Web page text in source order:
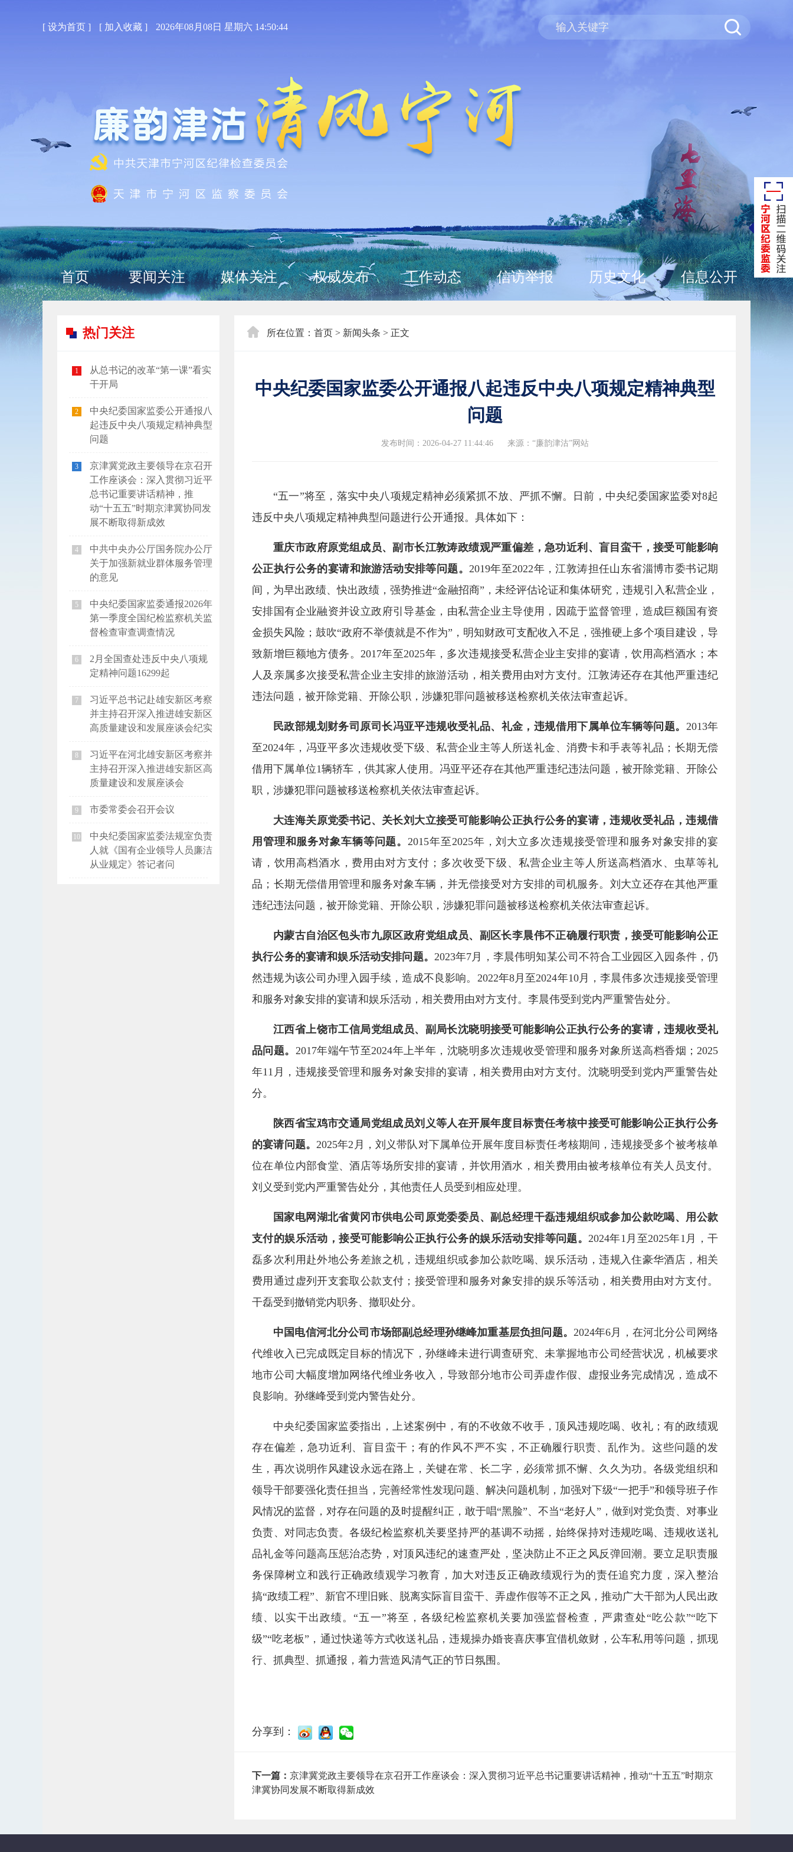
[ 设为首页 ] [ 加入收藏 ] 2026年08月08日 星期六 14:50:45
首页 要闻关注 媒体关注 权威发布 工作动态 信访举报 历史文化 信息公开
热门关注
1
从总书记的改革“第一课”看实
干开局
2
中央纪委国家监委公开通报八
起违反中央八项规定精神典型
问题
3
京津冀党政主要领导在京召开
工作座谈会：深入贯彻习近平
总书记重要讲话精神，推
动“十五五”时期京津冀协同发
展不断取得新成效
4
中共中央办公厅国务院办公厅
关于加强新就业群体服务管理
的意见
5
中央纪委国家监委通报2026年
第一季度全国纪检监察机关监
督检查审查调查情况
6
2月全国查处违反中央八项规
定精神问题16299起
7
习近平总书记赴雄安新区考察
并主持召开深入推进雄安新区
高质量建设和发展座谈会纪实
8
习近平在河北雄安新区考察并
主持召开深入推进雄安新区高
质量建设和发展座谈会
9 市委常委会召开会议
10
中央纪委国家监委法规室负责
人就《国有企业领导人员廉洁
从业规定》答记者问
所在位置： 首页 > 新闻头条 > 正文
中央纪委国家监委公开通报八起违反中央八项规定精神典型
问题
发布时间：2026-04-27 11:44:46 来源：“廉韵津沽”网站
“五一”将至，落实中央八项规定精神必须紧抓不放、严抓不懈。日前，中央纪委国家监委对8起
违反中央八项规定精神典型问题进行公开通报。具体如下：
重庆市政府原党组成员、副市长江敦涛政绩观严重偏差，急功近利、盲目蛮干，接受可能影响
公正执行公务的宴请和旅游活动安排等问题。 2019年至2022年，江敦涛担任山东省淄博市委书记期
间，为早出政绩、快出政绩，强势推进“金融招商”，未经评估论证和集体研究，违规引入私营企业，
安排国有企业融资并设立政府引导基金，由私营企业主导使用，因疏于监督管理，造成巨额国有资
金损失风险；鼓吹“政府不举债就是不作为”，明知财政可支配收入不足，强推硬上多个项目建设，导
致新增巨额地方债务。2017年至2025年，多次违规接受私营企业主安排的宴请，饮用高档酒水；本
人及亲属多次接受私营企业主安排的旅游活动，相关费用由对方支付。江敦涛还存在其他严重违纪
违法问题，被开除党籍、开除公职，涉嫌犯罪问题被移送检察机关依法审查起诉。
民政部规划财务司原司长冯亚平违规收受礼品、礼金，违规借用下属单位车辆等问题。 2013年
至2024年，冯亚平多次违规收受下级、私营企业主等人所送礼金、消费卡和手表等礼品；长期无偿
借用下属单位1辆轿车，供其家人使用。冯亚平还存在其他严重违纪违法问题，被开除党籍、开除公
职，涉嫌犯罪问题被移送检察机关依法审查起诉。
大连海关原党委书记、关长刘大立接受可能影响公正执行公务的宴请，违规收受礼品，违规借
用管理和服务对象车辆等问题。2015年至2025年，刘大立多次违规接受管理和服务对象安排的宴
请，饮用高档酒水，费用由对方支付；多次收受下级、私营企业主等人所送高档酒水、虫草等礼
品；长期无偿借用管理和服务对象车辆，并无偿接受对方安排的司机服务。刘大立还存在其他严重
违纪违法问题，被开除党籍、开除公职，涉嫌犯罪问题被移送检察机关依法审查起诉。
内蒙古自治区包头市九原区政府党组成员、副区长李晨伟不正确履行职责，接受可能影响公正
执行公务的宴请和娱乐活动安排问题。 2023年7月，李晨伟明知某公司不符合工业园区入园条件，仍
然违规为该公司办理入园手续，造成不良影响。2022年8月至2024年10月，李晨伟多次违规接受管理
和服务对象安排的宴请和娱乐活动，相关费用由对方支付。李晨伟受到党内严重警告处分。
江西省上饶市工信局党组成员、副局长沈晓明接受可能影响公正执行公务的宴请，违规收受礼
品问题。 2017年端午节至2024年上半年，沈晓明多次违规收受管理和服务对象所送高档香烟；2025
年11月，违规接受管理和服务对象安排的宴请，相关费用由对方支付。沈晓明受到党内严重警告处
分。
陕西省宝鸡市交通局党组成员刘义等人在开展年度目标责任考核中接受可能影响公正执行公务
的宴请问题。 2025年2月，刘义带队对下属单位开展年度目标责任考核期间，违规接受多个被考核单
位在单位内部食堂、酒店等场所安排的宴请，并饮用酒水，相关费用由被考核单位有关人员支付。
刘义受到党内严重警告处分，其他责任人员受到相应处理。
国家电网湖北省黄冈市供电公司原党委委员、副总经理干磊违规组织或参加公款吃喝、用公款
支付的娱乐活动，接受可能影响公正执行公务的娱乐活动安排等问题。2024年1月至2025年1月，干
磊多次利用赴外地公务差旅之机，违规组织或参加公款吃喝、娱乐活动，违规入住豪华酒店，相关
费用通过虚列开支套取公款支付；接受管理和服务对象安排的娱乐等活动，相关费用由对方支付。
干磊受到撤销党内职务、撤职处分。
中国电信河北分公司市场部副总经理孙继峰加重基层负担问题。 2024年6月，在河北分公司网络
代维收入已完成既定目标的情况下，孙继峰未进行调查研究、未掌握地市公司经营状况，机械要求
地市公司大幅度增加网络代维业务收入，导致部分地市公司弄虚作假、虚报业务完成情况，造成不
良影响。孙继峰受到党内警告处分。
中央纪委国家监委指出，上述案例中，有的不收敛不收手，顶风违规吃喝、收礼；有的政绩观
存在偏差，急功近利、盲目蛮干；有的作风不严不实，不正确履行职责、乱作为。这些问题的发
生，再次说明作风建设永远在路上，关键在常、长二字，必须常抓不懈、久久为功。各级党组织和
领导干部要强化责任担当，完善经常性发现问题、解决问题机制，加强对下级“一把手”和领导班子作
风情况的监督，对存在问题的及时提醒纠正，敢于唱“黑脸”、不当“老好人”，做到对党负责、对事业
负责、对同志负责。各级纪检监察机关要坚持严的基调不动摇，始终保持对违规吃喝、违规收送礼
品礼金等问题高压惩治态势，对顶风违纪的速查严处，坚决防止不正之风反弹回潮。要立足职责服
务保障树立和践行正确政绩观学习教育，加大对违反正确政绩观行为的责任追究力度，深入整治
搞“政绩工程”、新官不理旧账、脱离实际盲目蛮干、弄虚作假等不正之风，推动广大干部为人民出政
绩、以实干出政绩。“五一”将至，各级纪检监察机关要加强监督检查，严肃查处“吃公款”“吃下
级”“吃老板”，通过快递等方式收送礼品，违规操办婚丧喜庆事宜借机敛财，公车私用等问题，抓现
行、抓典型、抓通报，着力营造风清气正的节日氛围。
分享到：
下一篇： 京津冀党政主要领导在京召开工作座谈会：深入贯彻习近平总书记重要讲话精神，推动“十五五”时期京
津冀协同发展不断取得新成效